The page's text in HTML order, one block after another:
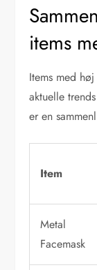
items
Items med
aktuelle
er en
Item
Metal
Facemask